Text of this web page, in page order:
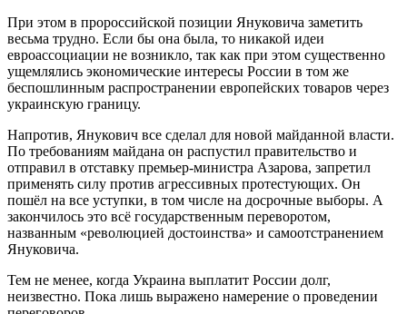
При этом в пророссийской позиции Януковича заметить
весьма трудно. Если бы она была, то никакой идеи
евроассоциации не возникло, так как при этом существенно
ущемлялись экономические интересы России в том же
беспошлинным распространении европейских товаров через
украинскую границу.
Напротив, Янукович все сделал для новой майданной власти.
По требованиям майдана он распустил правительство и
отправил в отставку премьер-министра Азарова, запретил
применять силу против агрессивных протестующих. Он
пошёл на все уступки, в том числе на досрочные выборы. А
закончилось это всё государственным переворотом,
названным «революцией достоинства» и самоотстранением
Януковича.
Тем не менее, когда Украина выплатит России долг,
неизвестно. Пока лишь выражено намерение о проведении